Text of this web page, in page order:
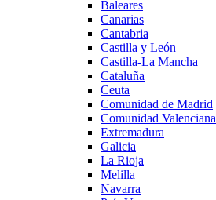
Baleares
Canarias
Cantabria
Castilla y León
Castilla-La Mancha
Cataluña
Ceuta
Comunidad de Madrid
Comunidad Valenciana
Extremadura
Galicia
La Rioja
Melilla
Navarra